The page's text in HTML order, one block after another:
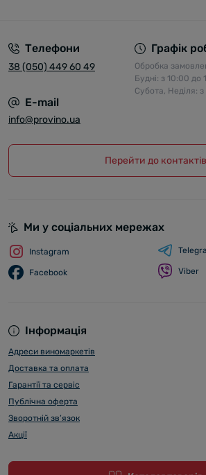
Телефони
38 (050) 449 60 49
Графік
Обробка
Будні: з 10:00 до
Субота, Неділя:
E-mail
info@provino.ua
Перейти до контактів
Інформація
Адреси виномаркетів
Доставка та оплата
Гарантії та сервіс
Публічна оферта
Зворотній зв’язок
Акції
Ми у соціальних мережах
Instagram
Facebook Viber